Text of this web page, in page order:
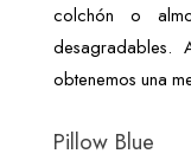
colchón o
desagradables.
obtenemos una
Pillow Blue